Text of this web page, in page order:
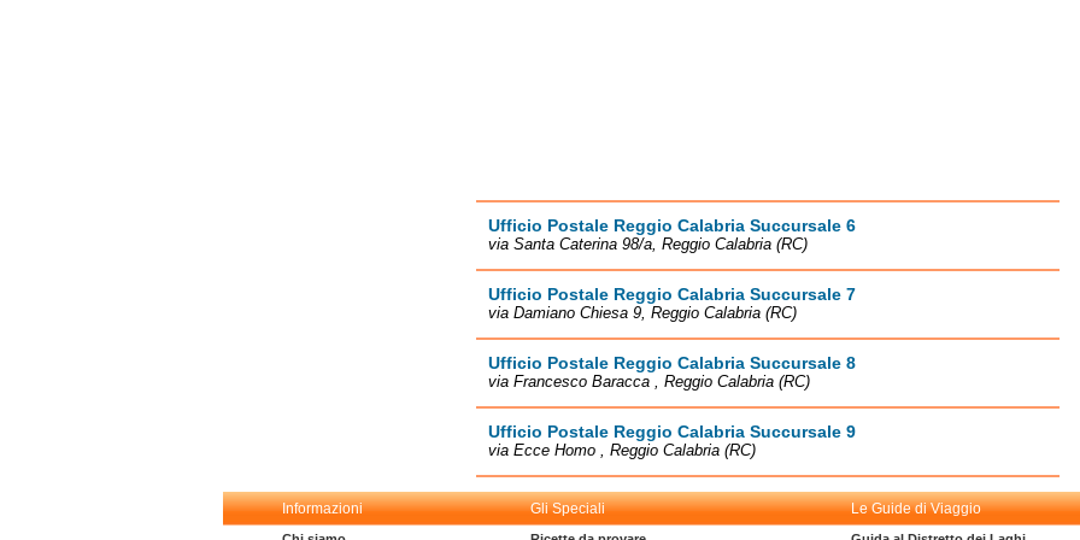
Ufficio Postale Reggio Calabria Succursale 6
via Santa Caterina 98/a, Reggio Calabria (RC)
Ufficio Postale Reggio Calabria Succursale 7
via Damiano Chiesa 9, Reggio Calabria (RC)
Ufficio Postale Reggio Calabria Succursale 8
via Francesco Baracca , Reggio Calabria (RC)
Ufficio Postale Reggio Calabria Succursale 9
via Ecce Homo , Reggio Calabria (RC)
Informazioni Gli Speciali Le Guide di Viaggio